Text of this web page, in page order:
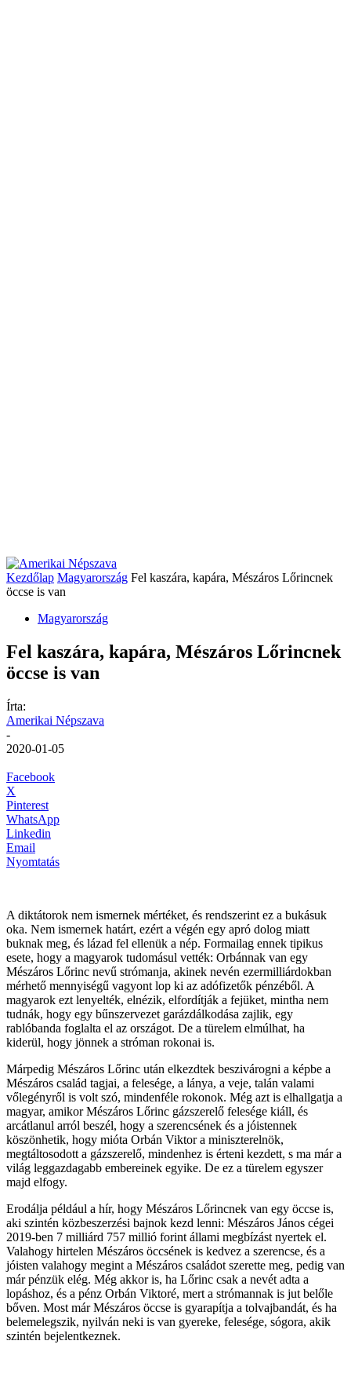
Kezdőlap Magyarország Fel kaszára, kapára, Mészáros Lőrincnek
öccse is van
Magyarország
Fel kaszára, kapára, Mészáros Lőrincnek
öccse is van
Írta:
Amerikai Népszava
-
2020-01-05
Facebook
X
Pinterest
WhatsApp
Linkedin
Email
Nyomtatás
A diktátorok nem ismernek mértéket, és rendszerint ez a bukásuk
oka. Nem ismernek határt, ezért a végén egy apró dolog miatt
buknak meg, és lázad fel ellenük a nép. Formailag ennek tipikus
esete, hogy a magyarok tudomásul vették: Orbánnak van egy
Mészáros Lőrinc nevű strómanja, akinek nevén ezermilliárdokban
mérhető mennyiségű vagyont lop ki az adófizetők pénzéből. A
magyarok ezt lenyelték, elnézik, elfordítják a fejüket, mintha nem
tudnák, hogy egy bűnszervezet garázdálkodása zajlik, egy
rablóbanda foglalta el az országot. De a türelem elmúlhat, ha
kiderül, hogy jönnek a stróman rokonai is.
Márpedig Mészáros Lőrinc után elkezdtek beszivárogni a képbe a
Mészáros család tagjai, a felesége, a lánya, a veje, talán valami
vőlegényről is volt szó, mindenféle rokonok. Még azt is elhallgatja a
magyar, amikor Mészáros Lőrinc gázszerelő felesége kiáll, és
arcátlanul arról beszél, hogy a szerencsének és a jóistennek
köszönhetik, hogy mióta Orbán Viktor a miniszterelnök,
megtáltosodott a gázszerelő, mindenhez is érteni kezdett, s ma már a
világ leggazdagabb embereinek egyike. De ez a türelem egyszer
majd elfogy.
Erodálja például a hír, hogy Mészáros Lőrincnek van egy öccse is,
aki szintén közbeszerzési bajnok kezd lenni: Mészáros János cégei
2019-ben 7 milliárd 757 millió forint állami megbízást nyertek el.
Valahogy hirtelen Mészáros öccsének is kedvez a szerencse, és a
jóisten valahogy megint a Mészáros családot szerette meg, pedig van
már pénzük elég. Még akkor is, ha Lőrinc csak a nevét adta a
lopáshoz, és a pénz Orbán Viktoré, mert a strómannak is jut belőle
bőven. Most már Mészáros öccse is gyarapítja a tolvajbandát, és ha
belemelegszik, nyilván neki is van gyereke, felesége, sógora, akik
szintén bejelentkeznek.